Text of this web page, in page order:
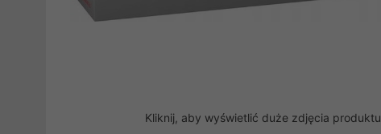
Kliknij, aby wyświetlić duże zdjęcia produktu